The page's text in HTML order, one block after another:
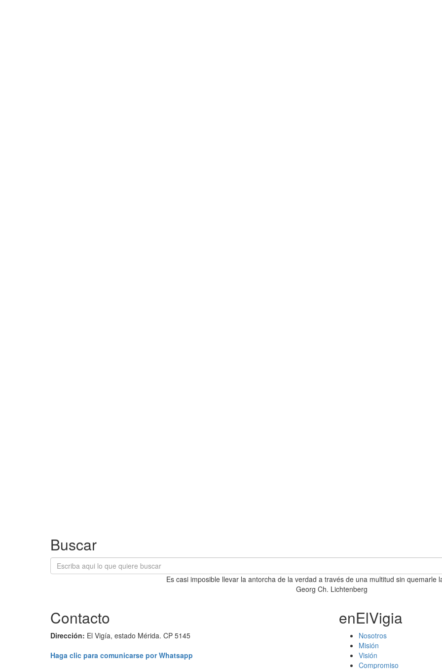
Buscar
Es casi imposible llevar la antorcha de la verdad a través de una multitud sin quemarle
Georg Ch. Lichtenberg
Contacto
Dirección: El Vigía, estado Mérida. CP 5145
Haga clic para comunicarse por Whatsapp
enElVigia
Nosotros
Misión
Visión
Compromiso